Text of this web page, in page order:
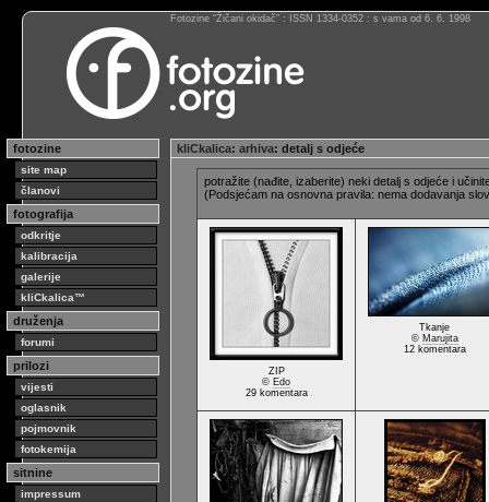
Fotozine “Žičani okidač” : ISSN 1334-0352 : s vama od 6. 6. 1998
fotozine
site map
članovi
fotografija
odkritje
kalibracija
galerije
kliCkalica™
druženja
forumi
prilozi
vijesti
oglasnik
pojmovnik
fotokemija
sitnine
impressum
kliCkalica: arhiva: detalj s odjeće
potražite (nađite, izaberite) neki detalj s odjeće i
(Podsjećam na osnovna pravila: nema dodavanja
ZIP
© Edo
29 komentara
Tkanje
© Marujita
12 komentara